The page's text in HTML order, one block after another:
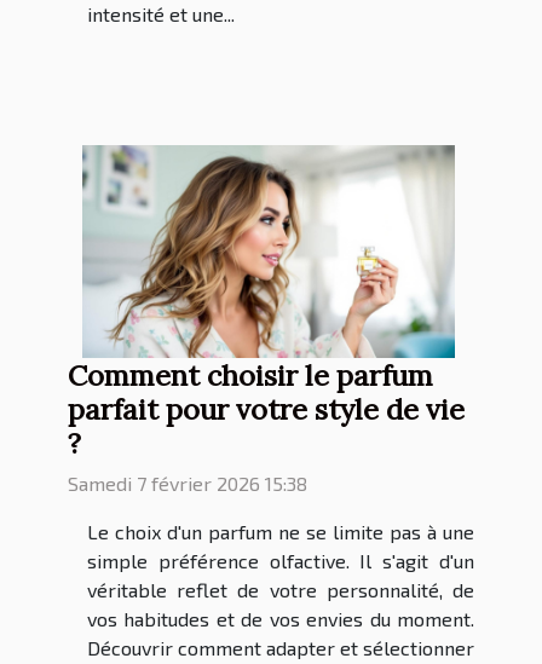
intensité et une...
Comment choisir le parfum
parfait pour votre style de vie
?
Samedi 7 février 2026 15:38
Le choix d'un parfum ne se limite pas à une
simple préférence olfactive. Il s'agit d'un
véritable reflet de votre personnalité, de
vos habitudes et de vos envies du moment.
Découvrir comment adapter et sélectionner